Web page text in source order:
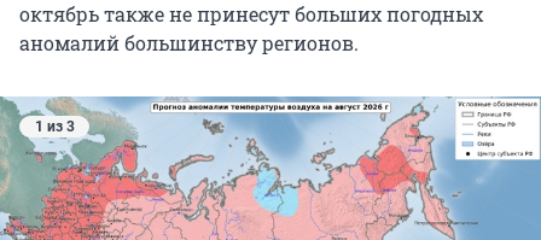
октябрь также не принесут больших погодных
аномалий большинству регионов.
1 из 3